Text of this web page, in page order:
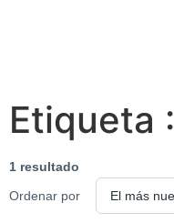
Etiqueta :
1 resultado
Ordenar por